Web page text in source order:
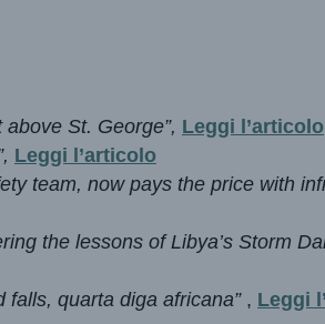
St. George”, Leggi l’articolo
, Leggi l’articolo
team, now pays the price with
the lessons of Libya’s Storm
falls, quarta diga africana”, Leggi